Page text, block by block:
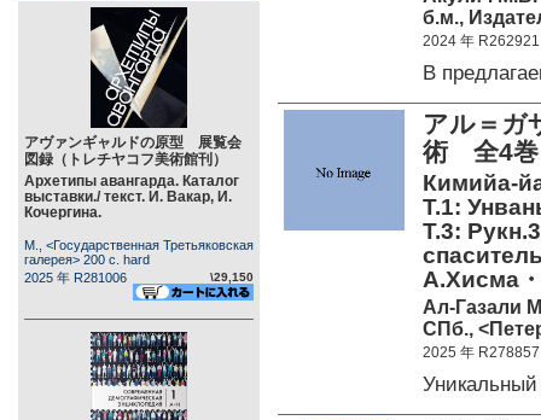
アヴァンギャルドの原型 展覧会
図録（トレチヤコフ美術館刊）
Архетипы авангарда. Каталог
выставки./ текст. И. Вакар, И.
Кочергина.
М., <Государственная Третьяковская
галерея> 200 c. hard
2025 年 R281006
\29,150
б.м.,
2024 年 R262921
В
アル＝ガ
術 全4巻
Кимийа-
Т.1:
Т.3:
А.Хисма
Ал-Газали
СПб.,
2025 年 R278857
Уникальный